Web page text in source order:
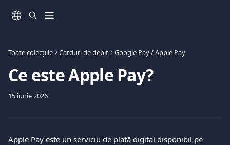
Toate colecțiile Carduri de debit Google Pay / Apple Pay
Ce este Apple Pay?
15 iunie 2026
Apple Pay este un serviciu de plată digital disponibil pe